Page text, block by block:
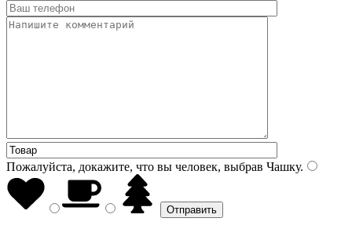
Пожалуйста, докажите, что вы человек, выбрав Чашку.